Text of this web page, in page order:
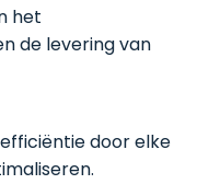
het
de levering van
door elke